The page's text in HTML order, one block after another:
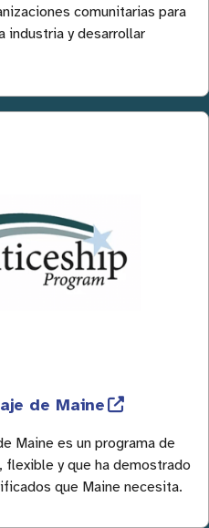
comunitarias para
industria y desarrollar
de Maine
Maine es un programa de
y que ha demostrado
que Maine necesita.